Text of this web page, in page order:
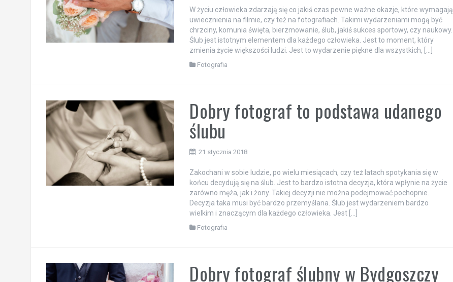
W życiu człowieka zdarzają się co jakiś czas pewne ważne okazje, które wymagają
uwiecznienia na filmie, czy też na fotografiach. Takimi wydarzeniami mogą być
chrzciny, komunia święta, bierzmowanie, ślub, jakiś sukces sportowy, czy naukowy.
Ślub jest istotnym elementem dla każdego człowieka. Jest to moment, który
zmienia życie większości ludzi. Jest to wydarzenie piękne dla wszystkich, […]
Fotografia
Dobry fotograf to podstawa udanego
ślubu
21 stycznia 2018
Zakochani w sobie ludzie, po wielu miesiącach, czy też latach spotykania się w
końcu decydują się na ślub. Jest to bardzo istotna decyzja, która wpłynie na życie
zarówno męża, jak i żony. Takiej decyzji nie można podejmować pochopnie.
Decyzja taka musi być bardzo przemyślana. Ślub jest wydarzeniem bardzo
wielkim i znaczącym dla każdego człowieka. Jest […]
Fotografia
Dobry fotograf ślubny w Bydgoszczy